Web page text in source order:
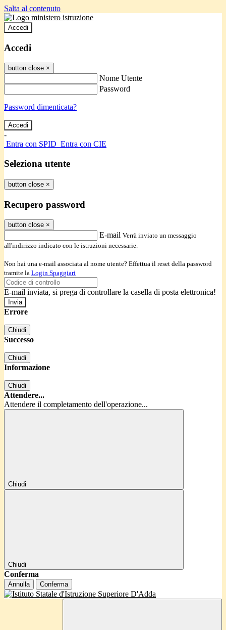
Salta al contenuto
Accedi
Accedi
button close ×
Nome Utente
Password
Password dimenticata?
-
Entra con SPID Entra con CIE
Seleziona utente
button close ×
Recupero password
button close ×
E-mail Verrà inviato un messaggio
all'indirizzo indicato con le istruzioni necessarie.
Non hai una e-mail associata al nome utente? Effettua il reset della password
tramite la Login Spaggiari
E-mail inviata, si prega di controllare la casella di posta elettronica!
Errore
Chiudi
Successo
Chiudi
Informazione
Chiudi
Attendere...
Attendere il completamento dell'operazione...
Chiudi
Chiudi
Conferma
Annulla Conferma